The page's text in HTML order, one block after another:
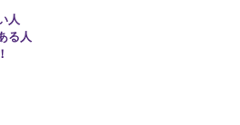
人
る人